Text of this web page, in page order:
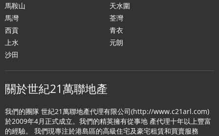
馬鞍山
馬灣
西貢
上水
沙田
天水圍
荃灣
青衣
元朗
關於世紀21萬聯地產
我們的團隊 世紀21萬聯地產代理有限公司(http://www.c21arl.com)
於2009年4月正式成立。我們的精英擁有從事地 產代理十年以上豐富
的經驗。 我們現專注於港島區的高級住宅及豪宅租賃和買賣服務